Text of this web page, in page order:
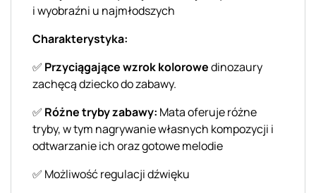
i wyobraźni u najmłodszych
Charakterystyka:
✅ Przyciągające wzrok kolorowedinozaury
zachęcą dziecko do zabawy.
✅ Różne tryby zabawy: Mata oferuje różne
tryby, w tym nagrywanie własnych kompozycji i
odtwarzanie ich oraz gotowe melodie
✅ Możliwość regulacji dźwięku